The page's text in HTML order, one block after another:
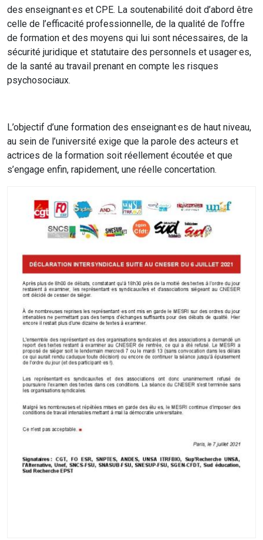
des enseignant·es et CPE. La soutenabilité doit d’abord être
celle de l’efficacité professionnelle, de la qualité de l’offre
de formation et des moyens qui lui sont nécessaires, de la
sécurité juridique et statutaire des personnels et usager·es,
de la santé au travail prenant en compte les risques
psychosociaux.
L’objectif d’une formation des enseignant·es de haut niveau,
au sein de l’université exige que la parole des acteurs et
actrices de la formation soit réellement écoutée et que
s’engage enfin, rapidement, une réelle concertation.